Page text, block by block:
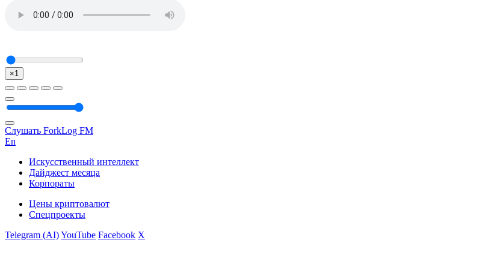
×1
Слушать ForkLog FM
En
Искусственный интеллект
Дайджест месяца
Корпораты
Цены криптовалют
Спецпроекты
Telegram (AI)YouTube Facebook X